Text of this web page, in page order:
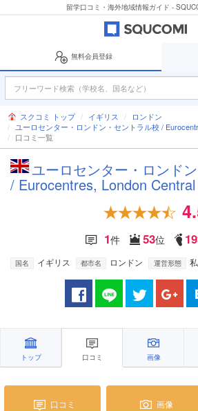
留学口コミ・海外地域情報ガイド -
無料会員登録
スクコミ トップ イギリス
ロンドン
ユーロセンター・ロンドン・セントラル校 /
口コミ一覧
ユーロセンター・ロンド
/ Eurocentres, London
1件 53位
国名 イギリス 都市名 ロンドン 運営形態
トップ 口コミ 画像
口コミ 画像